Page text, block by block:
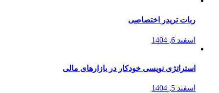
ربات تریدر اختصاصی
اسفند 6, 1404
استراتژی‌ نویسی خودکار در بازارهای مالی
اسفند 5, 1404